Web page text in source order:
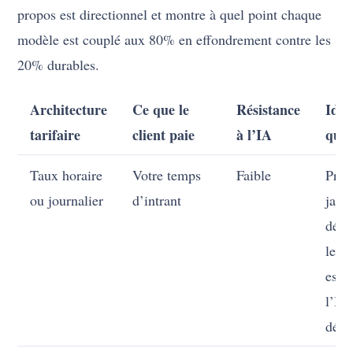
propos est directionnel et montre à quel point chaque
modèle est couplé aux 80% en effondrement contre les
20% durables.
Architecture
tarifaire
Ce que le
client paie
Résistance
à l’IA
Taux horaire
ou journalier
Votre temps
d’intrant
Faible
le
est
l’IA